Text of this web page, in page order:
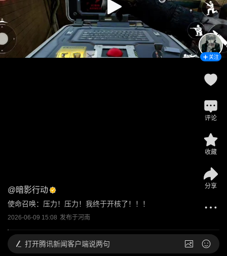
@暗影行动
使命召唤：压力！压力！我终于开核了！！！
2026-06-09 15:08 发布于河南
关注
评论
收藏
分享
打开腾讯新闻客户端说两句